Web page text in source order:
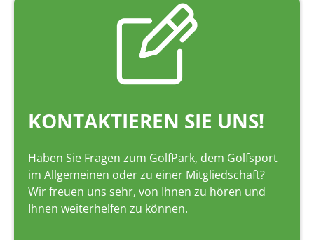
KONTAKTIEREN SIE UNS!
Haben Sie Fragen zum GolfPark, dem Golfsport
im Allgemeinen oder zu einer Mitgliedschaft?
Wir freuen uns sehr, von Ihnen zu hören und
Ihnen weiterhelfen zu können.